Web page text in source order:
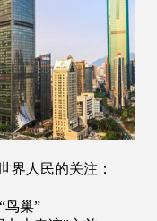
界人民的关注：
巢”